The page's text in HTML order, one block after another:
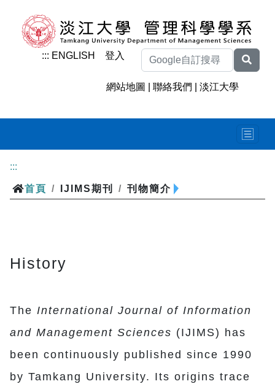
::: ENGLISH 登入
網站地圖 |聯絡我們 |淡江大學
:::
首頁 / IJIMS期刊 / 刊物簡介
History
The International Journal of Information
and Management Sciences (IJIMS) has
been continuously published since 1990
by Tamkang University. Its origins trace